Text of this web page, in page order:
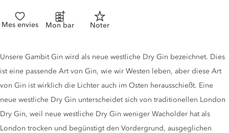
Mes envies Mon bar Noter
Gin description
Unsere Gambit Gin wird als neue westliche Dry Gin bezeichnet. Dies
ist eine passende Art von Gin, wie wir Westen leben, aber diese Art
von Gin ist wirklich die Lichter auch im Osten herausschießt. Eine
neue westliche Dry Gin unterscheidet sich von traditionellen London
Dry Gin, weil neue westliche Dry Gin weniger Wacholder hat als
London trocken und begünstigt den Vordergrund, ausgeglichen